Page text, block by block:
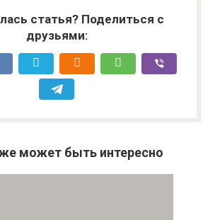
статья? Поделиться с
друзьями:
может быть интересно